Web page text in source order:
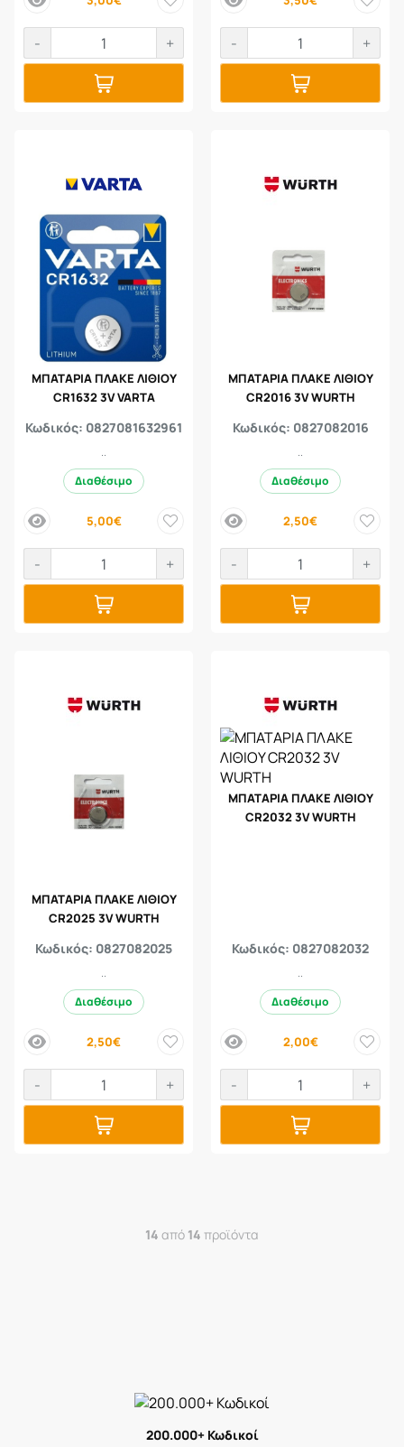
price
- +
price
- +
ΜΠΑΤΑΡΙΑ ΠΛΑΚΕ ΛΙΘΙΟΥ
CR1632 3V VARTA
Κωδικός: 0827081632961
..
Διαθέσιμο
price 5,00€
- +
ΜΠΑΤΑΡΙΑ ΠΛΑΚΕ ΛΙΘΙΟΥ
CR2016 3V WURTH
Κωδικός: 0827082016
..
Διαθέσιμο
price 2,50€
- +
ΜΠΑΤΑΡΙΑ ΠΛΑΚΕ ΛΙΘΙΟΥ
CR2025 3V WURTH
Κωδικός: 0827082025
..
Διαθέσιμο
price 2,50€
- +
ΜΠΑΤΑΡΙΑ ΠΛΑΚΕ ΛΙΘΙΟΥ
CR2032 3V WURTH
Κωδικός: 0827082032
..
Διαθέσιμο
price 2,00€
- +
14 από 14 προϊόντα
200.000+ Κωδικοί